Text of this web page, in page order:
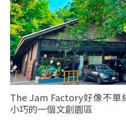
The Jam Factory好像不
小巧的一個文創園區